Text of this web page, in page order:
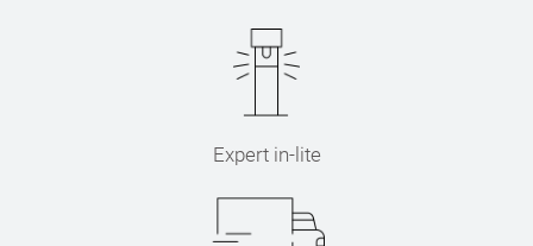
Expert in-lite